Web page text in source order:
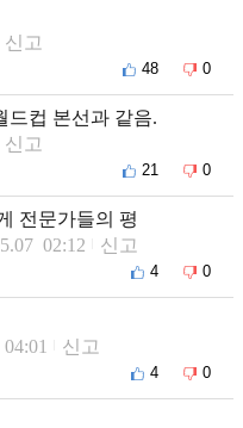
신고
48 0
드컵 본선과 같음.
신고
21 0
전문가들의 평
02:12 신고
4 0
신고
4 0